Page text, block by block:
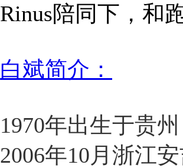
Rinus陪同下，和
白斌简介：
1970年出生于贵
2006年10月浙江